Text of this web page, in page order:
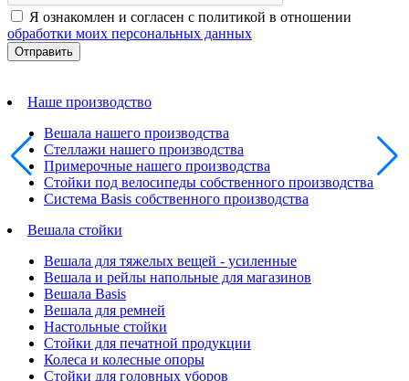
Я ознакомлен и согласен с политикой в отношении
обработки моих персональных данных
Наше производство
Вешала нашего производства
Стеллажи нашего производства
Примерочные нашего производства
Стойки под велосипеды собственного производства
Система Basis собственного производства
Вешала стойки
Вешала для тяжелых вещей - усиленные
Вешала и рейлы напольные для магазинов
Вешала Basis
Вешала для ремней
Настольные стойки
Стойки для печатной продукции
Колеса и колесные опоры
Стойки для головных уборов